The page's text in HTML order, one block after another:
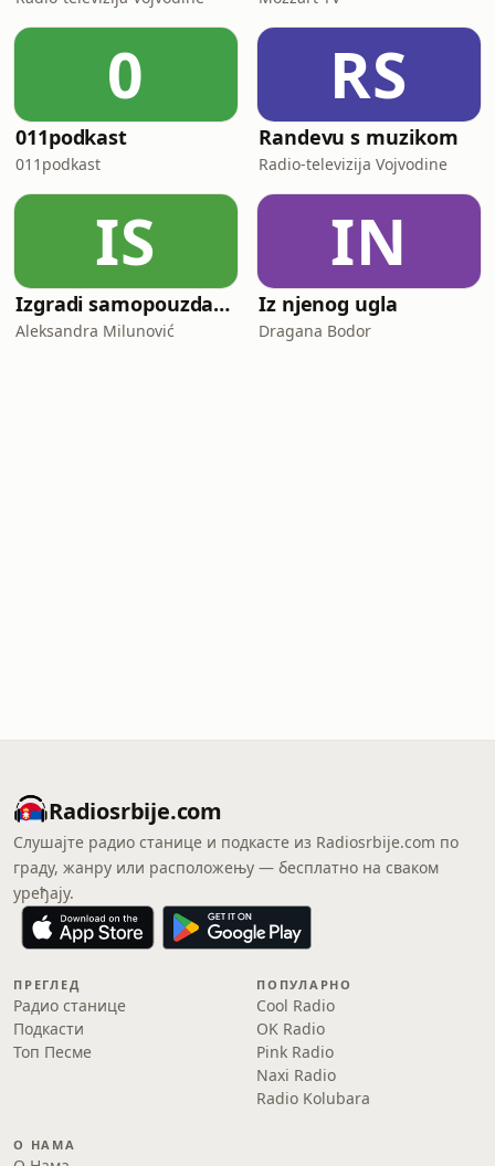
0
011podkast
011podkast
RS
Randevu s muzikom
Radio-televizija Vojvodine
IS
Izgradi samopouzdanje
Aleksandra Milunović
IN
Iz njenog ugla
Dragana Bodor
Radiosrbije.com
Слушајте радио станице и подкасте из Radiosrbije.com по
граду, жанру или расположењу — бесплатно на сваком
уређају.
ПРЕГЛЕД
Радио станице
Подкасти
Топ Песме
ПОПУЛАРНО
Cool Radio
OK Radio
Pink Radio
Naxi Radio
Radio Kolubara
О НАМА